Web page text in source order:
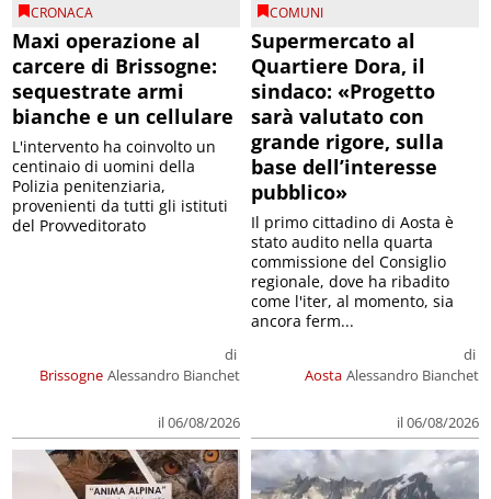
CRONACA
Maxi operazione al
carcere di Brissogne:
sequestrate armi
bianche e un cellulare
Brissogne
di
Alessandro Bianchet
il 06/08/2026
L'intervento ha coinvolto un
centinaio di uomini della
Polizia penitenziaria,
provenienti da tutti gli istituti
del Provveditorato
COMUNI
Supermercato al
Quartiere Dora, il
sindaco: «Progetto
sarà valutato con
grande rigore, sulla
base dell’interesse
pubblico»
Aosta
di
Alessandro Bianchet
il 06/08/2026
Il primo cittadino di Aosta è
stato audito nella quarta
commissione del Consiglio
regionale, dove ha ribadito
come l'iter, al momento, sia
ancora ferm...